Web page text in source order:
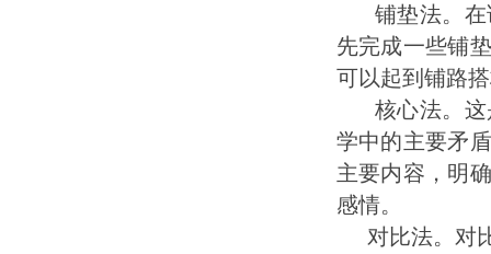
铺垫法。
先完成一些铺
可以起到铺路
核心法。
学中的主要矛
主要内容，明
感情。
对比法。对